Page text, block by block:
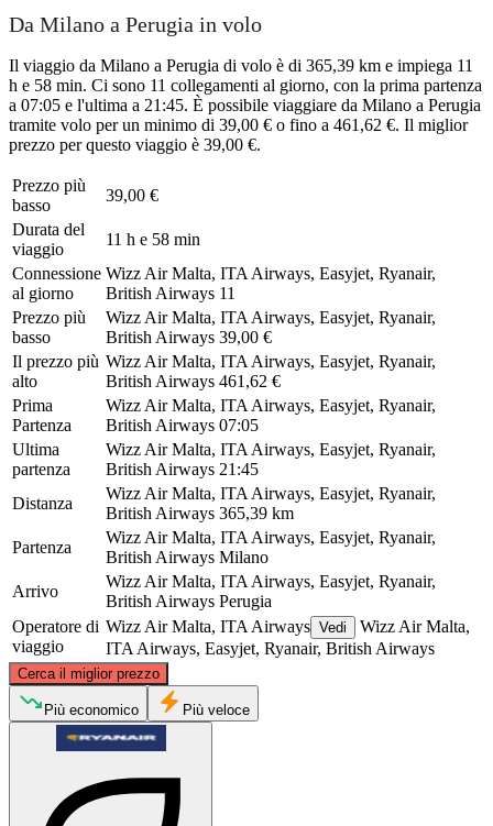
Da Milano a Perugia in volo
Il viaggio da Milano a Perugia di volo è di 365,39 km e impiega 11
h e 58 min. Ci sono 11 collegamenti al giorno, con la prima partenza
a 07:05 e l'ultima a 21:45. È possibile viaggiare da Milano a Perugia
tramite volo per un minimo di 39,00 € o fino a 461,62 €. Il miglior
prezzo per questo viaggio è 39,00 €.
Prezzo più
basso
39,00 €
Durata del
viaggio
11 h e 58 min
Connessione
al giorno
Wizz Air Malta, ITA Airways, Easyjet, Ryanair,
British Airways 11
Prezzo più
basso
Wizz Air Malta, ITA Airways, Easyjet, Ryanair,
British Airways 39,00 €
Il prezzo più
alto
Wizz Air Malta, ITA Airways, Easyjet, Ryanair,
British Airways 461,62 €
Prima
Partenza
Wizz Air Malta, ITA Airways, Easyjet, Ryanair,
British Airways 07:05
Ultima
partenza
Wizz Air Malta, ITA Airways, Easyjet, Ryanair,
British Airways 21:45
Distanza
Wizz Air Malta, ITA Airways, Easyjet, Ryanair,
British Airways 365,39 km
Partenza
Wizz Air Malta, ITA Airways, Easyjet, Ryanair,
British Airways Milano
Arrivo
Wizz Air Malta, ITA Airways, Easyjet, Ryanair,
British Airways Perugia
Operatore di
viaggio
Wizz Air Malta, ITA Airways Vedi
Wizz Air Malta,
ITA Airways, Easyjet, Ryanair, British Airways
Cerca il miglior prezzo
© CARTO, ©OpenStreetMapcontributors
Più economico Più veloce